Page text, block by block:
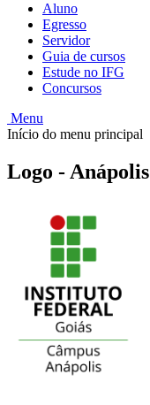
Aluno
Egresso
Servidor
Guia de cursos
Estude no IFG
Concursos
Menu
Início do menu principal
Logo - Anápolis